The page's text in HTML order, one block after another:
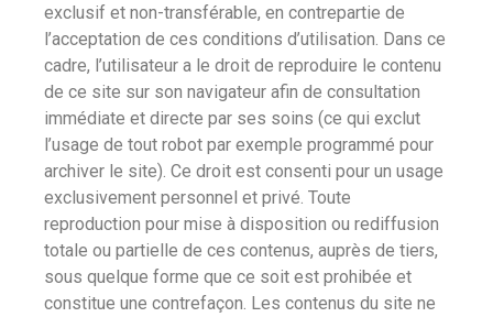
exclusif et non-transférable, en contrepartie de
l’acceptation de ces conditions d’utilisation. Dans ce
cadre, l’utilisateur a le droit de reproduire le contenu
de ce site sur son navigateur afin de consultation
immédiate et directe par ses soins (ce qui exclut
l’usage de tout robot par exemple programmé pour
archiver le site). Ce droit est consenti pour un usage
exclusivement personnel et privé. Toute
reproduction pour mise à disposition ou rediffusion
totale ou partielle de ces contenus, auprès de tiers,
sous quelque forme que ce soit est prohibée et
constitue une contrefaçon. Les contenus du site ne